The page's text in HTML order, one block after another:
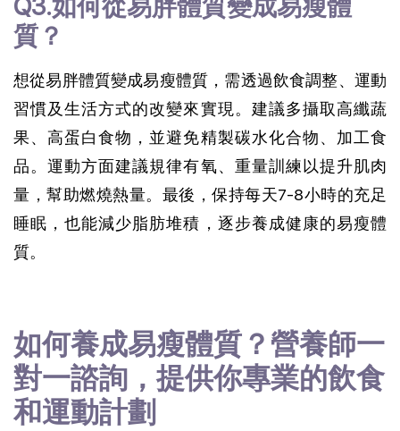
Q3.如何從易胖體質變成易瘦體
質？
想從易胖體質變成易瘦體質，需透過飲食調整、運動
習慣及生活方式的改變來實現。建議多攝取高纖蔬
果、高蛋白食物，並避免精製碳水化合物、加工食
品。運動方面建議規律有氧、重量訓練以提升肌肉
量，幫助燃燒熱量。最後，保持每天7-8小時的充足
睡眠，也能減少脂肪堆積，逐步養成健康的易瘦體
質。
如何養成易瘦體質？營養師一
對一諮詢，提供你專業的飲食
和運動計劃